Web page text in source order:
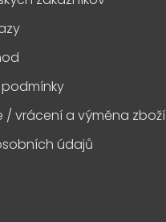
/ vrácení a výměna zboží
údajů